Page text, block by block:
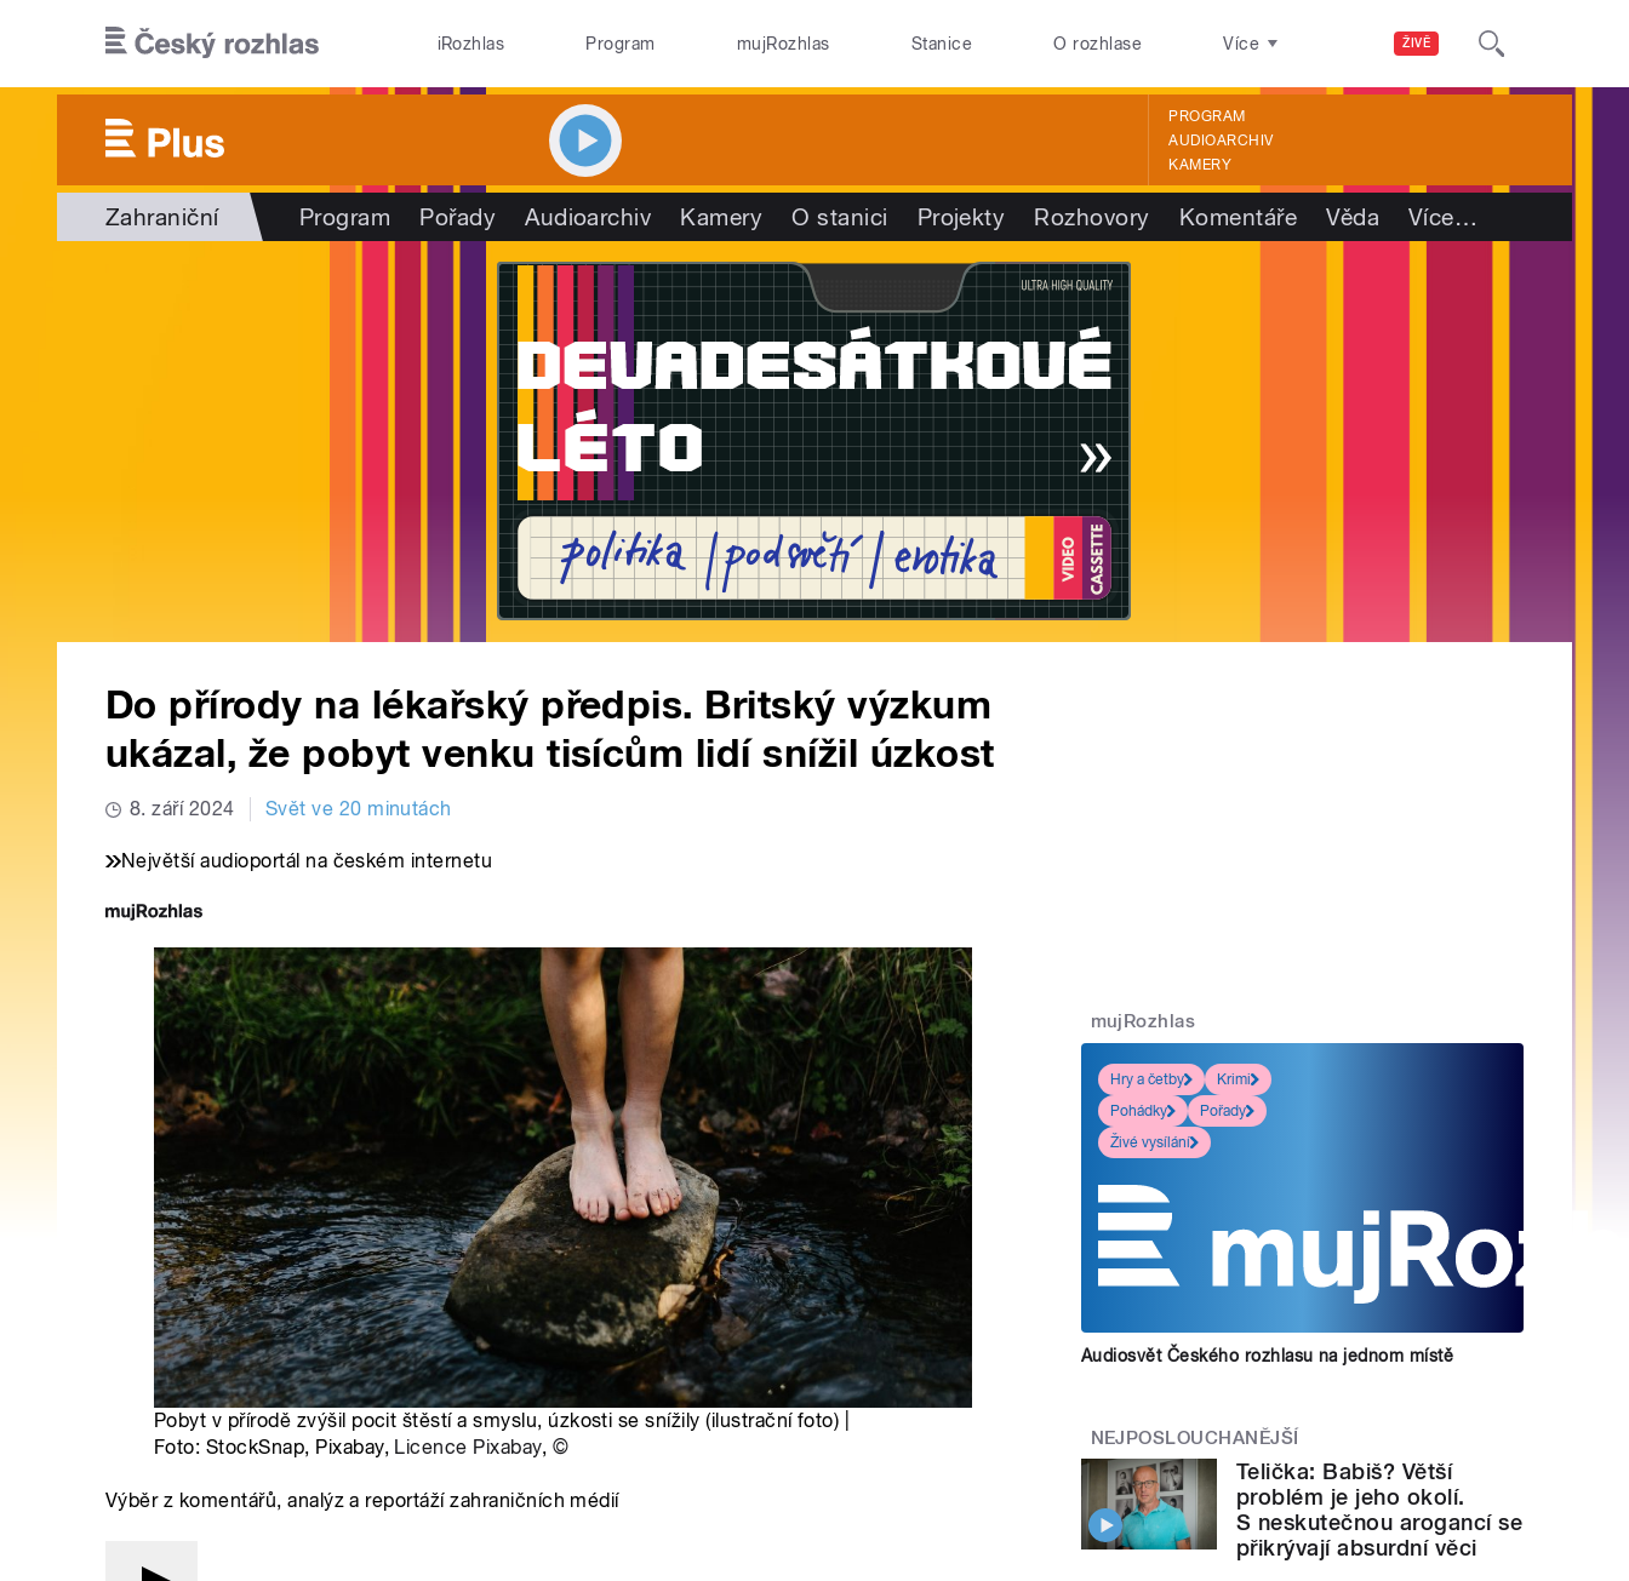
ŽIVĚ
iRozhlas Program mujRozhlas Stanice O rozhlase Více
PROGRAM
AUDIOARCHIV
KAMERY
Zahraniční Program Pořady Audioarchiv Kamery O stanici Projekty Rozhovory Komentáře Věda Více…
Do přírody na lékařský předpis. Britský výzkum
ukázal, že pobyt venku tisícům lidí snížil úzkost
8. září 2024 Svět ve 20 minutách
Největší audioportál na českém internetu
Pobyt v přírodě zvýšil pocit štěstí a smyslu, úzkosti se snížily (ilustrační foto) |
Foto: StockSnap, Pixabay, Licence Pixabay, ©
Výběr z komentářů, analýz a reportáží zahraničních médií
mujRozhlas
Hry a četby
Krimi
Pohádky
Pořady
Živé vysílání
Audiosvět Českého rozhlasu na jednom místě
NEJPOSLOUCHANĚJŠÍ
Telička: Babiš? Větší
problém je jeho okolí.
S neskutečnou arogancí se
přikrývají absurdní věci